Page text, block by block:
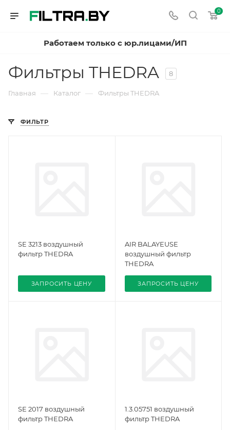
0
Работаем только с юр.лицами/ИП
Фильтры THEDRA 8
Главная — Каталог — Фильтры THEDRA
ФИЛЬТР
SE 3213 воздушный
фильтр THEDRA
ЗАПРОСИТЬ ЦЕНУ
AIR BALAYEUSE
воздушный фильтр
THEDRA
ЗАПРОСИТЬ ЦЕНУ
SE 2017 воздушный
фильтр THEDRA
1.3.05751 воздушный
фильтр THEDRA